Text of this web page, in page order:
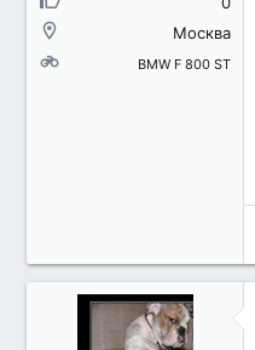
Москва
BMW F 800 ST